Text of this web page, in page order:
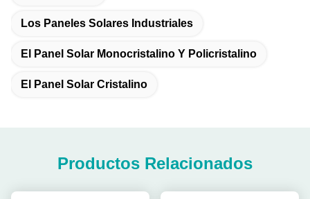
Los Paneles Solares Industriales
El Panel Solar Monocristalino Y Policristalino
El Panel Solar Cristalino
Productos Relacionados